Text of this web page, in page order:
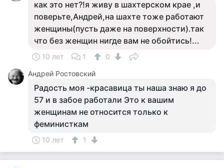
как это нет?!я живу в шахтерском крае ,и
поверьте,Андрей,на шахте тоже работают
женщины(пусть даже на поверхности).так
что без женщин нигде вам не обойтись!...
10 лет 1
0
Андрей Ростовский
Радость моя -красавица ты наша знаю я до
57 и в забое работали Это к вашим
женщинам не относится только к
феминисткам
10 лет 1